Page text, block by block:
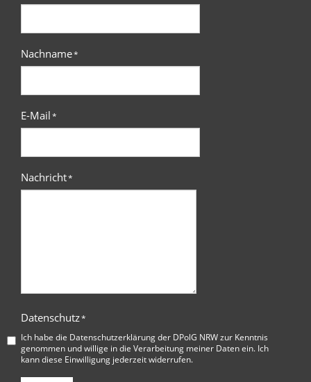
Nachname*
E-Mail*
Nachricht*
Datenschutz*
Ich habe die Datenschutzerklärung der DPolG NRWzur Kenntnis
genommen und willige in die Verarbeitung meiner Daten ein. Ich
kann diese Einwilligung jederzeit widerrufen.